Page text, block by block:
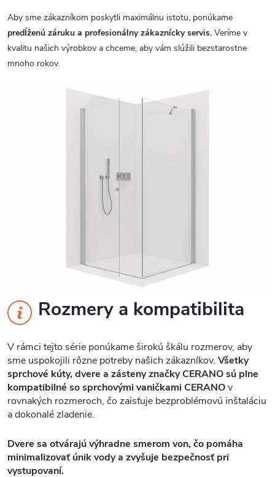
Aby sme zákazníkom poskytli maximálnu istotu, ponúkame
predĺženú záruku a profesionálny zákaznícky servis. Veríme v
kvalitu našich výrobkov a chceme, aby vám slúžili bezstarostne
mnoho rokov.
Rozmery a kompatibilita
V rámci tejto série ponúkame širokú škálu rozmerov, aby
sme uspokojili rôzne potreby našich zákazníkov. Všetky
sprchové kúty, dvere a zásteny značky CERANO sú plne
kompatibilné so sprchovými vaničkami CERANOv
rovnakých rozmeroch, čo zaisťuje bezproblémovú inštaláciu
a dokonalé zladenie.
Dvere sa otvárajú výhradne smerom von, čo pomáha
minimalizovať únik vody a zvyšuje bezpečnosť pri
vystupovaní.